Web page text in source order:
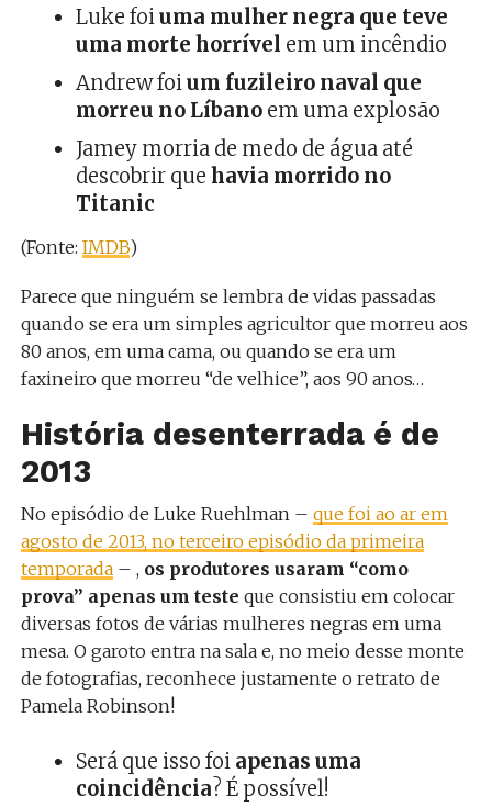
Luke foiuma mulher negra que teve
uma morte horrível em um incêndio
Andrew foium fuzileiro naval que
morreu no Líbanoem uma explosão
Jamey morria de medo de água até
descobrir que havia morrido no
Titanic
(Fonte: IMDB)
Parece que ninguém se lembra de vidas passadas
quando se era um simples agricultor que morreu aos
80 anos, em uma cama, ou quando se era um
faxineiro que morreu “de velhice”, aos 90 anos…
História desenterrada é de
2013
No episódio de Luke Ruehlman – que foi ao ar em
agosto de 2013, no terceiro episódio da primeira
temporada– , os produtores usaram “como
prova” apenas um teste que consistiu em colocar
diversas fotos de várias mulheres negras em uma
mesa. O garoto entra na sala e, no meio desse monte
de fotografias, reconhece justamente o retrato de
Pamela Robinson!
Será que isso foi apenas uma
coincidência? É possível!